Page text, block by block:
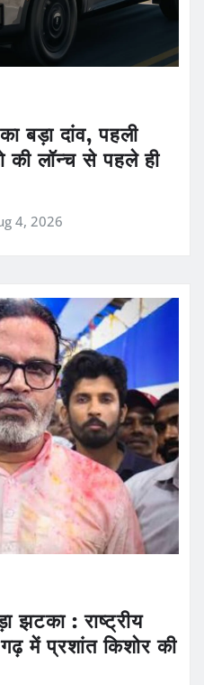
बड़ा दांव, पहली
की लॉन्च से पहले ही
4, 2026
झटका : राष्ट्रीय
में प्रशांत किशोर की